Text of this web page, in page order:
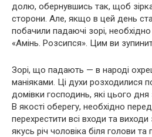
долю, обернувшись так, щоб
сторони. Але, якщо в цей день
побачили падаючі зорі,
«Амінь. Розсипся». Цим ви
Зорі, що падають — в народі
маніяками. Ці духи розходилися
домівки господинь, які цього
В якості оберегу, необхідно
перехрестити всі входи та
якусь річ чоловіка біля голови